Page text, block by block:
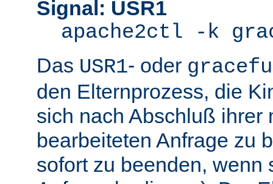
Signal: USR1
apache2ctl -k
Das USR1- oder
den Elternprozess, die
sich nach Abschluß ihrer
bearbeiteten Anfrage zu
sofort zu beenden, wenn